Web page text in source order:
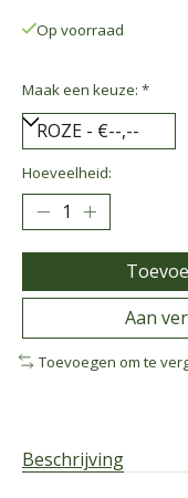
Op voorraad
Maak een keuze: *
Hoeveelheid:
Aan
Toevoegen om te
Beschrijving